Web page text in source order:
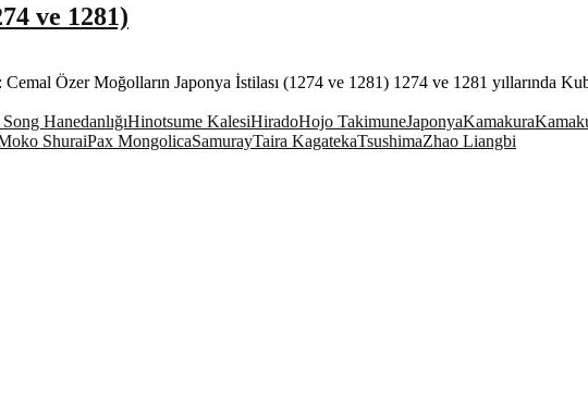
ve 1281)
Özer Moğolların Japonya İstilası (1274 ve 1281) 1274 ve 1281 yıllarında
HanedanlığıHinotsume KalesiHiradoHojo TakimuneJaponyaKamakura
ShuraiPax MongolicaSamurayTaira KagatekaTsushimaZhao Liangbi